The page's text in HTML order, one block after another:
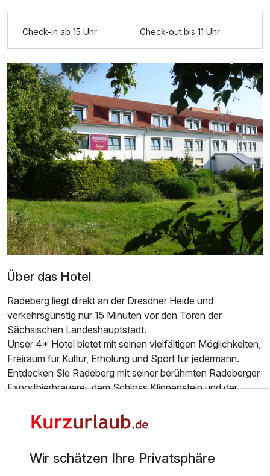
Zusatznächte
Für 3 Tage p.P. ab179,00 €
Einzelzimmer
1 Erwachsenen
Ausstattung
Check-in ab 15 Uhr Check-out bis 11 Uhr
Über das Hotel
Radeberg liegt direkt an der Dresdner Heide und
verkehrsgünstig nur 15 Minuten vor den Toren der
Sächsischen Landeshauptstadt.
Unser 4* Hotel bietet mit seinen vielfältigen Möglichkeiten,
Freiraum für Kultur, Erholung und Sport für jedermann.
Entdecken Sie Radeberg mit seiner berühmten Radeberger
Exportbierbrauerei, dem Schloss Klippenstein und der
Ein Besuch im Botanischen Duftgarten "Storchennest"
genießen Sie, auch barrierefrei, die vielseitige Flora mit
Für eine Tour durch Radeberg empfehlen wir einen Bummel
Wir schätzen Ihre Privatsphäre